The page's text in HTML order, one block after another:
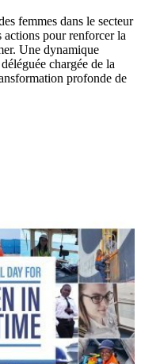
femmes dans le secteur
actions pour renforcer la
Une dynamique
chargée de la
profonde de